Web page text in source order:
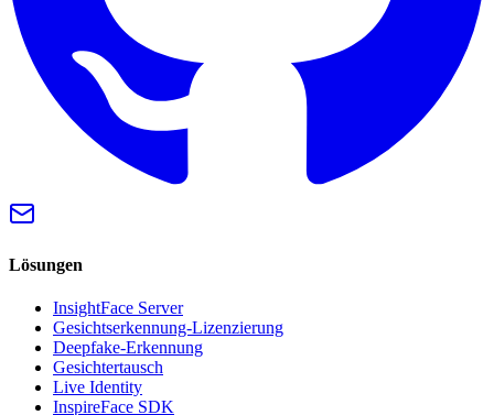
Lösungen
InsightFace Server
Gesichtserkennung-Lizenzierung
Deepfake-Erkennung
Gesichtertausch
Live Identity
InspireFace SDK